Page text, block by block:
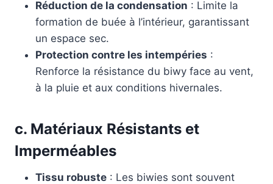
Réduction de la condensation : Limite la
formation de buée à l’intérieur, garantissant
un espace sec.
Protection contre les intempéries :
Renforce la résistance du biwy face au vent,
à la pluie et aux conditions hivernales.
c. Matériaux Résistants et
Imperméables
Tissu robuste : Les biwies sont souvent